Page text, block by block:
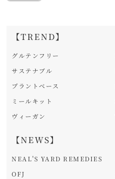
【TREND】
グルテンフリー
サステナブル
プラントベース
ミールキット
ヴィーガン
【NEWS】
NEAL'S YARD REMEDIES
OFJ